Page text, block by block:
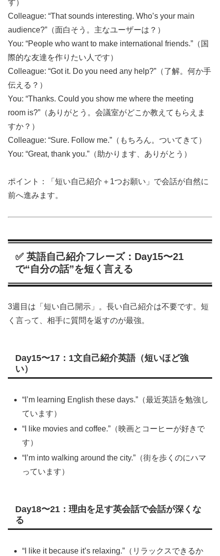
す）
Colleague: “That sounds interesting. Who’s your main
audience?”（面白そう。主なユーザーは？）
You: “People who want to make international friends.”（国
際的な友達を作りたい人です）
Colleague: “Got it. Do you need any help?”（了解。何か手
伝える？）
You: “Thanks. Could you show me where the meeting
room is?”（ありがとう。会議室がどこか教えてもらえま
すか？）
Colleague: “Sure. Follow me.”（もちろん。ついてきて）
You: “Great, thank you.”（助かります、ありがとう）
ポイント：「短い自己紹介＋1つお願い」で会話が自然に
前へ進みます。
✅ 英語自己紹介フレーズ：Day15〜21
で“自分の話”を短く言える
3週目は「短い自己開示」。長い自己紹介は不要です。短
く言って、相手に質問を返すのが最強。
Day15〜17：1文自己紹介英語（短いほど強
い）
“I’m learning English these days.”（最近英語を勉強し
ています）
“I like movies and coffee.”（映画とコーヒーが好きで
す）
“I’m into walking around the city.”（街を歩くのにハマ
っています）
Day18〜21：理由を足す英会話で会話が深くな
る
“I like it because it’s relaxing.”（リラックスできるか